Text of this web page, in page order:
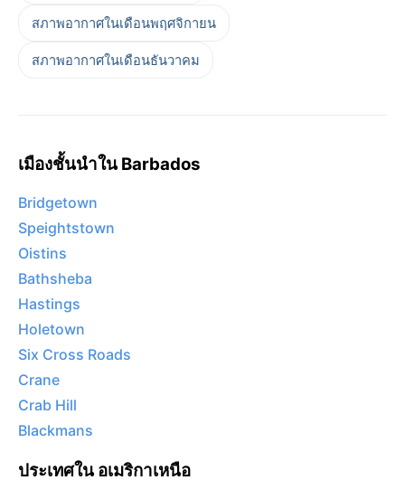
สภาพอากาศในเดือนพฤศจิกายน
สภาพอากาศในเดือนธันวาคม
เมืองชั้นนำใน Barbados
Bridgetown
Speightstown
Oistins
Bathsheba
Hastings
Holetown
Six Cross Roads
Crane
Crab Hill
Blackmans
ประเทศใน อเมริกาเหนือ